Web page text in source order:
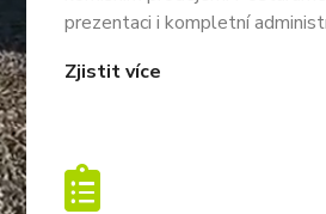
prezentaci i kompletní
Zjistit více
